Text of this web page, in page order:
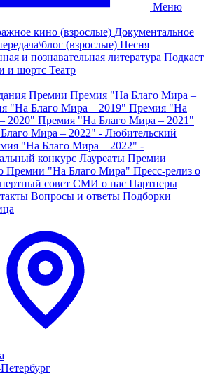
Меню
кино (взрослые) Документальное
(взрослые) Песня
и познавательная литература Подкаст
и шортс Театр
Премии Премия "На Благо Мира –
"На Благо Мира – 2019" Премия "На
2020" Премия "На Благо Мира – 2021"
Мира – 2022" - Любительский
"На Благо Мира – 2022" -
конкурс Лауреаты Премии
Премии "На Благо Мира" Пресс-релиз о
совет СМИ о нас Партнеры
Вопросы и ответы Подборки